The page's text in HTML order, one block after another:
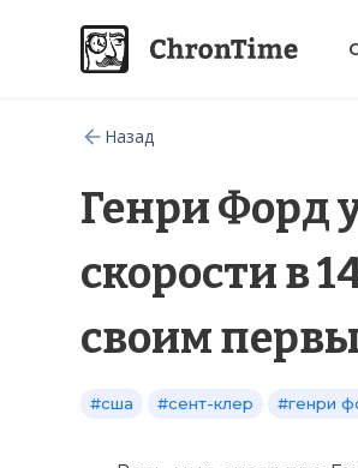
Назад
Генри Форд
скорости в
своим
#сша #сент-клер #генри